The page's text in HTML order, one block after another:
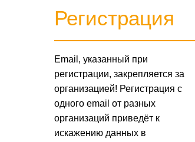
Регистрация
Email, указанный при
регистрации, закрепляется за
организацией! Регистрация с
одного email от разных
организаций приведёт к
искажению данных в